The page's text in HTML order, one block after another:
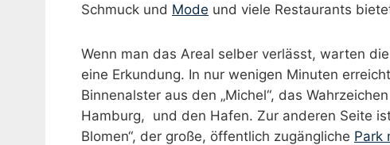
Schmuck und Mode und viele Restaurants
Wenn man das Areal selber verlässt, warten
eine Erkundung. In nur wenigen Minuten
Binnenalster aus den „Michel“, das
Hamburg, und den Hafen. Zur anderen Seite
Blomen“, der große, öffentlich zugängliche Park